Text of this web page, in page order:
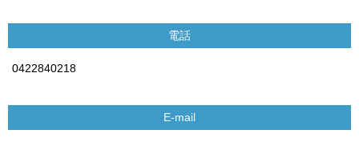
電話
0422840218
E-mail